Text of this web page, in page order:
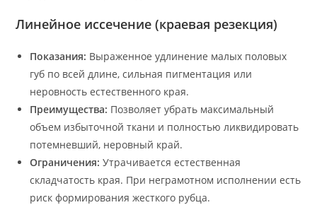
Линейное иссечение (краевая резекция)
Показания: Выраженное удлинение малых половых
губ по всей длине, сильная пигментация или
неровность естественного края.
Преимущества: Позволяет убрать максимальный
объем избыточной ткани и полностью ликвидировать
потемневший, неровный край.
Ограничения: Утрачивается естественная
складчатость края. При неграмотном исполнении есть
риск формирования жесткого рубца.